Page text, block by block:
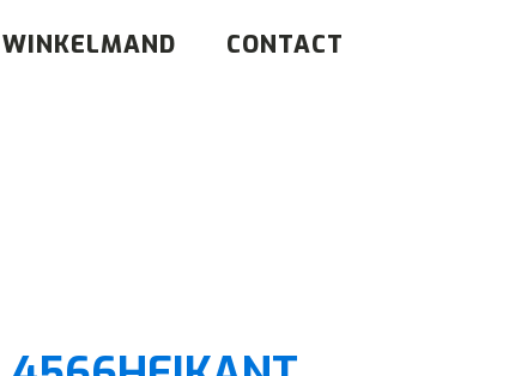
WINKELMAND CONTACT